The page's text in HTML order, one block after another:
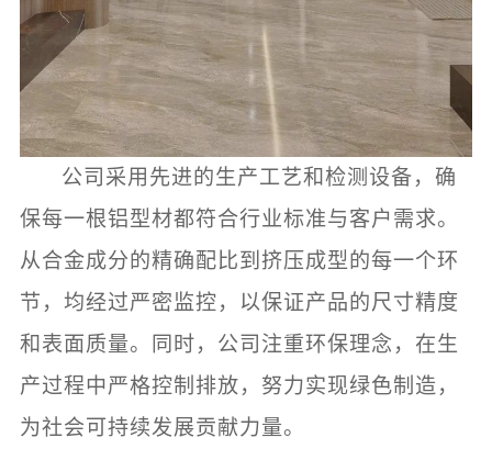
公司采用先进的生产工艺和检测设备，确
保每一根铝型材都符合行业标准与客户需求。
从合金成分的精确配比到挤压成型的每一个环
节，均经过严密监控，以保证产品的尺寸精度
和表面质量。同时，公司注重环保理念，在生
产过程中严格控制排放，努力实现绿色制造，
为社会可持续发展贡献力量。